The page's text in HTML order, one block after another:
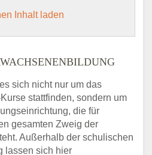
Inhalt laden
sich nicht nur um das
stattfinden, sondern um
die für
gesamten Zweig der
Außerhalb der schulischen
lassen sich hier